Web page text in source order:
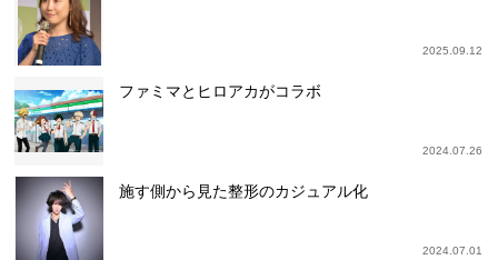
2025.09.12
ファミマとヒロアカがコラボ
2024.07.26
施す側から見た整形のカジュアル化
2024.07.01